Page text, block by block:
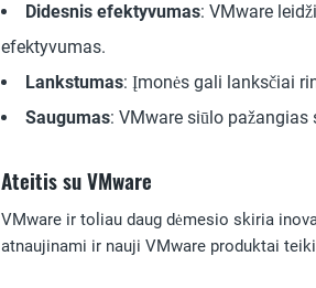
Didesnis efektyvumas: VMware
efektyvumas.
Lankstumas: Įmonės gali lanksčiai
Saugumas: VMware siūlo
Ateitis su VMware
VMware ir toliau daug dėmesio skiria
atnaujinami ir nauji VMware produktai